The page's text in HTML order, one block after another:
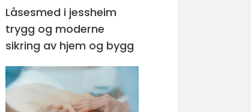
Låsesmed i jessheim
trygg og moderne
sikring av hjem og bygg